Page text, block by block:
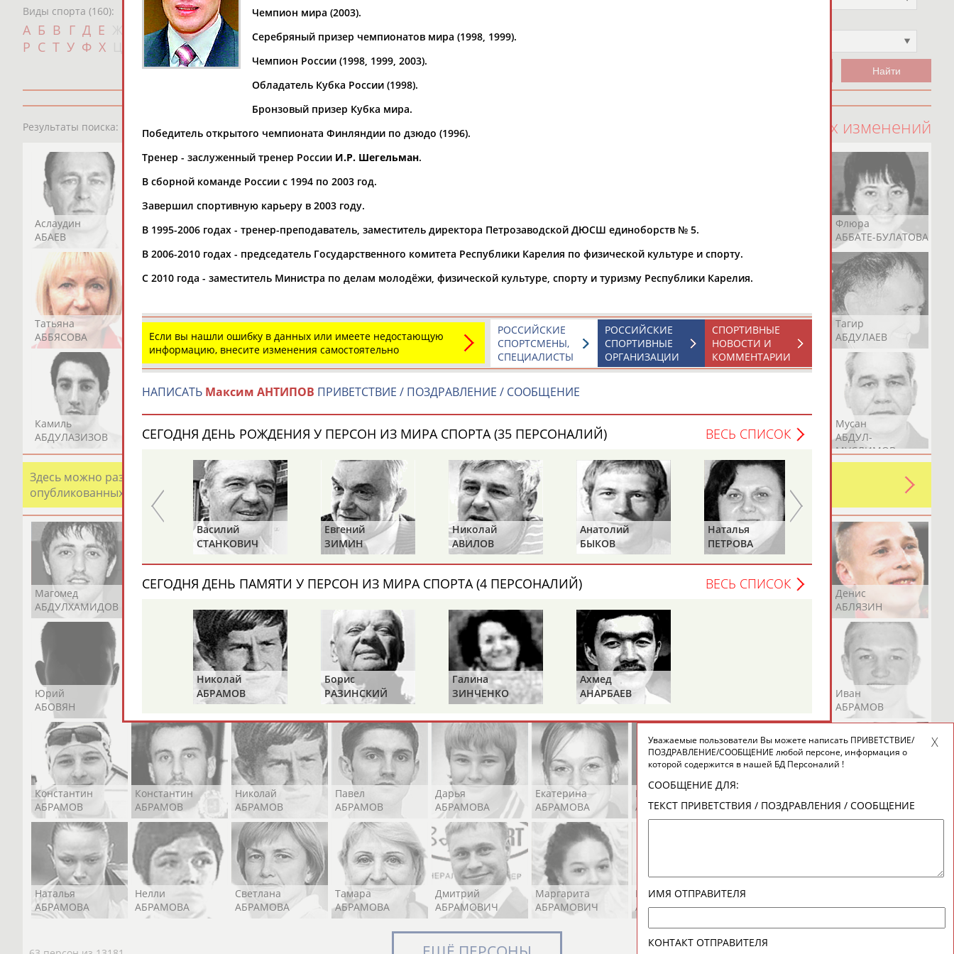
Виды спорта (160):
А Б В Г Д Е И К Л М Н О
П
Р С Т У Ф Х Ш Щ Э Ю Я
Дата рождения
с
чч мм год по чч
Результаты поиска: 13181персон 100 последних изменений
Аслаудин
АБАЕВ
АБАИМОВА
АБАКУМОВА
АБАЛАКИНА
АБАРЕНОВ
Тамилла
АБАСОВА
Рамазан
АБАЧАРАЕВ
Флюра
АББАТЕ-БУЛАТОВА
Татьяна
АББЯСОВА
Акжана
АБДИКАРИМОВА
Артур
АБДРАХМАНОВ
Каримжан
АБДРАХМАНОВ
Аделя
АБДРАХМАНОВА
Андрей
АБДУВАЛИЕВ
Герман
АБДУЛАЕВ
Рамазан
АБДУЛАЕВ
Тагир
АБДУЛАЕВ
Камиль
АБДУЛАЗИЗОВ
АБДУЛБЕКОВ
АБДУЛДАУДОВ
АБДУЛЖАЛИЛОВ
АБДУЛКАГИРОВ
АБДУЛЛАЕВ
АБДУЛЛИН
Мусан
АБДУЛ-
МУСЛИМОВ
Здесь можно разместить информацию о хорошо известном спортсмене, тренере, специалисте или исправить какую-либо ошибку в уже
опубликованных записях. Страна должна знать своих героев! Герои спорта - это одни из главных патриотов своей страны!
Магомед
АБДУЛХАМИДОВ
Шамиль
Адлан
Рустам
Магомед
Нурлан
Уулу Азамат
Денис
АБЛЯЗИН
Юрий
АБОВЯН
Виктор
АБОИМОВ
Элизабет
АБРААМЯН
Захария
АБРАМАШВИЛИ
Александр
АБРАМОВ
Андрей
АБРАМОВ
Иван
АБРАМОВ
Константин
АБРАМОВ
Константин
АБРАМОВ
Николай
АБРАМОВ
Павел
АБРАМОВ
Дарья
АБРАМОВА
Екатерина
АБРАМОВА
Екатерина
АБРАМОВА
Ирина
АБРАМОВА
АБРАМОВА
Наталья
АБРАМОВА
Нелли
АБРАМОВА
Светлана
АБРАМОВА
Тамара
АБРАМОВА
Дмитрий
АБРАМОВИЧ
Маргарита
АБРАМОВИЧ
Иракли
АБРАМЯН
Осеп
АБРАМЯН
АБРАРОВ
Чемпион мира (2003).
Серебряный призер чемпионатов мира (1998, 1999).
Чемпион России (1998, 1999, 2003).
Обладатель Кубка России (1998).
Бронзовый призер Кубка мира.
Победитель открытого чемпионата Финляндии по дзюдо (1996).
Тренер - заслуженный тренер России И.Р. Шегельман.
В сборной команде России с 1994 по 2003 год.
Завершил спортивную карьеру в 2003 году.
В 1995-2006 годах - тренер-преподаватель, заместитель директора Петрозаводской ДЮСШ единоборств № 5.
В 2006-2010 годах - председатель Государственного комитета Республики Карелия по физической культуре и спорту.
С 2010 года - заместитель Министра по делам молодёжи, физической культуре, спорту и туризму Республики Карелия.
Если вы нашли ошибку в данных или имеете недостающую
информацию, внесите изменения самостоятельно
СПОРТИВНЫЕ
НОВОСТИ И
КОММЕНТАРИИ
РОССИЙСКИЕ
СПОРТИВНЫЕ
ОРГАНИЗАЦИИ
РОССИЙСКИЕ
СПОРТСМЕНЫ,
СПЕЦИАЛИСТЫ
НАПИСАТЬ Максим АНТИПОВ ПРИВЕТСТВИЕ / ПОЗДРАВЛЕНИЕ / СООБЩЕНИЕ
СЕГОДНЯ ДЕНЬ РОЖДЕНИЯ У ПЕРСОН ИЗ МИРА СПОРТА (35 ПЕРСОНАЛИЙ) ВЕСЬ СПИСОК
Виктор
БАЖЕНОВ
Василий
СТАНКОВИЧ
Евгений
ЗИМИН
Николай
АВИЛОВ
Анатолий
БЫКОВ
Наталья
ПЕТРОВА
Юрий
КАМИНСКИЙ
СЕГОДНЯ ДЕНЬ ПАМЯТИ У ПЕРСОН ИЗ МИРА СПОРТА (4 ПЕРСОНАЛИЙ) ВЕСЬ СПИСОК
Николай
АБРАМОВ
Борис
РАЗИНСКИЙ
Галина
ЗИНЧЕНКО
Ахмед
АНАРБАЕВ
Уважаемые пользователи Вы можете написать ПРИВЕТСТВИЕ/
ПОЗДРАВЛЕНИЕ/СООБЩЕНИЕ любой персоне, информация о
которой содержится в нашей БД Персоналий !
СООБЩЕНИЕ ДЛЯ:
ТЕКСТ ПРИВЕТСТВИЯ / ПОЗДРАВЛЕНИЯ / СООБЩЕНИЕ
ИМЯ ОТПРАВИТЕЛЯ
КОНТАКТ ОТПРАВИТЕЛЯ